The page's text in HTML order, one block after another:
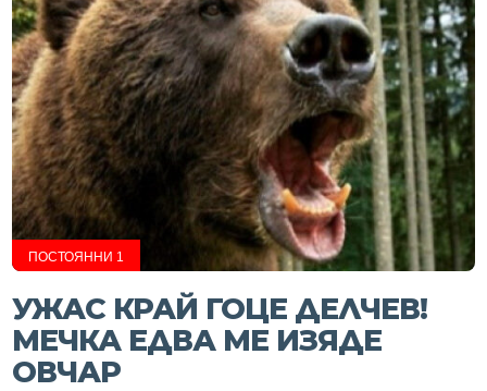
ПОСТОЯННИ 1
УЖАС КРАЙ ГОЦЕ ДЕЛЧЕВ!
МЕЧКА ЕДВА МЕ ИЗЯДЕ
ОВЧАР